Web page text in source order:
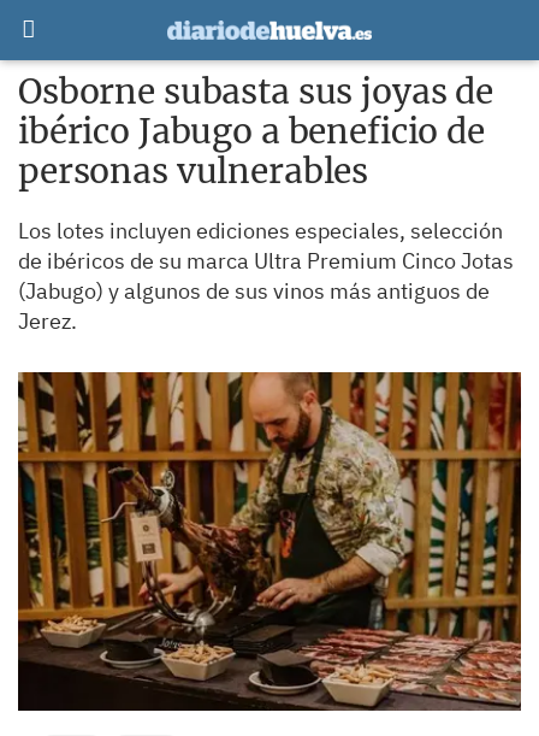
Osborne subasta sus joyas de
ibérico Jabugo a beneficio de
personas vulnerables
Los lotes incluyen ediciones especiales, selección
de ibéricos de su marca Ultra Premium Cinco Jotas
(Jabugo) y algunos de sus vinos más antiguos de
Jerez.